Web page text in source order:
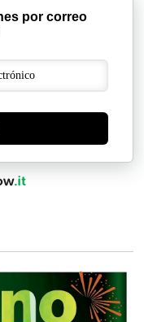
por correo